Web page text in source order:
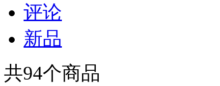
评论
新品
共94个商品